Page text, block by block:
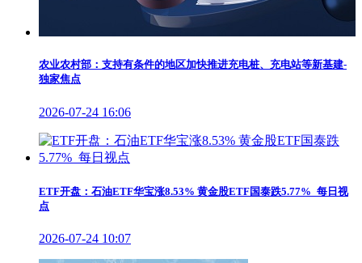
农业农村部：支持有条件的地区加快推进充电桩、充电站等新基建-
独家焦点
2026-07-24 16:06
ETF开盘：石油ETF华宝涨8.53% 黄金股ETF国泰跌5.77%_每日视
点
2026-07-24 10:07